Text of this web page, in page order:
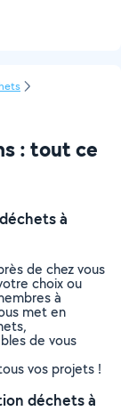
: tout ce
à
de chez vous
choix ou
à
met en
de vous
vos projets !
déchets à